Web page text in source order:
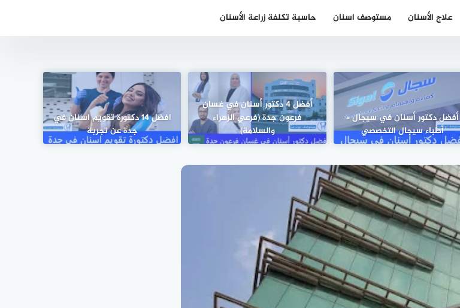
علاج الأسنان مستوصف اسنان حاسبة تكلفة زراعة الأسنان
أفضل دكتور أسنان في سيجال –
أطباء سيجال التخصصي
أفضل 4 دكتور أسنان في غسان
فرعون جدة (فرعي الزهراء
والسلامة)
افضل 14 دكتورة تقويم اسنان في
جدة عن تجربة